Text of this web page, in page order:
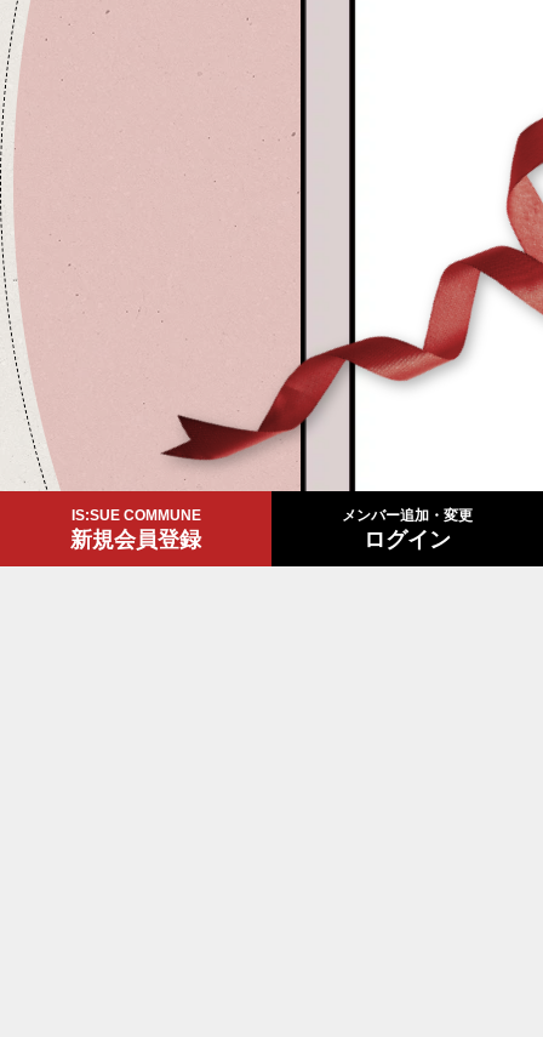
IS:SUE COMMUNE
新規会員登録
メンバー追加・変更
ログイン